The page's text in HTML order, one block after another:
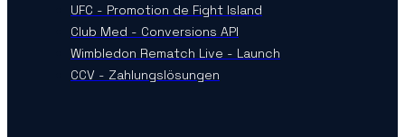
UFC - Promotion de Fight Island
Club Med - Conversions API
Wimbledon Rematch Live - Launch
CCV - Zahlungslösungen